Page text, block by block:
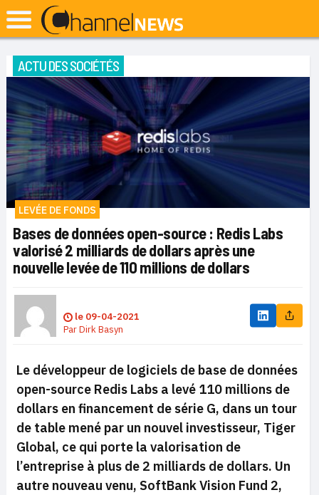
ACTU DES SOCIÉTÉS
LEVÉE DE FONDS
Bases de données open-source : Redis Labs
valorisé 2 milliards de dollars après une
nouvelle levée de 110 millions de dollars
le 09-04-2021
ParDirk Basyn
Le développeur de logiciels de base de données
open-source Redis Labs a levé 110 millions de
dollars en financement de série G, dans un tour
de table mené par un nouvel investisseur, Tiger
Global, ce qui porte la valorisation de
l’entreprise à plus de 2 milliards de dollars. Un
autre nouveau venu, SoftBank Vision Fund 2,